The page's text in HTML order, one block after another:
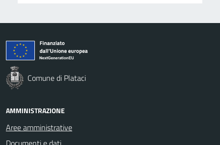
Comune di Plataci
AMMINISTRAZIONE
Aree amministrative